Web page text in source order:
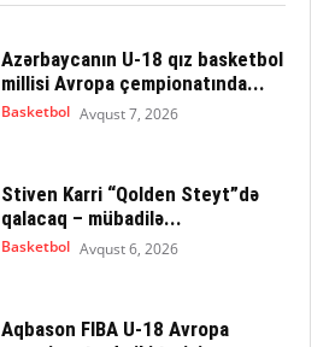
Azərbaycanın U-18 qız basketbol
millisi Avropa çempionatında...
Basketbol Avqust 7, 2026
Stiven Karri “Qolden Steyt”də
qalacaq – mübadilə...
Basketbol Avqust 6, 2026
Aqbason FIBA U-18 Avropa